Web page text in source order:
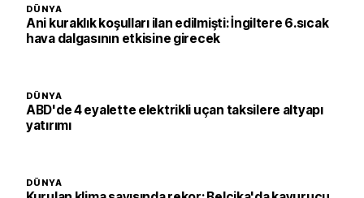
DÜNYA
Ani kuraklık koşulları ilan edilmişti: İngiltere 6.sıcak
hava dalgasının etkisine girecek
DÜNYA
ABD'de 4 eyalette elektrikli uçan taksilere altyapı
yatırımı
DÜNYA